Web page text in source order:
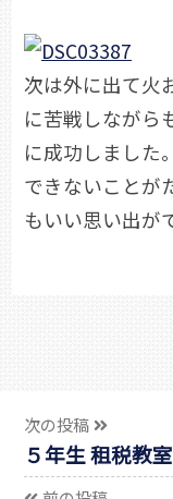
次は外に出て火
に苦戦しながら
に成功しました
できないことが
もいい思い出が
次の投稿
５年生 租税教室